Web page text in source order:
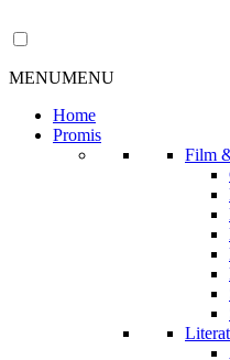
MENUMENU
Home
Promis
Film